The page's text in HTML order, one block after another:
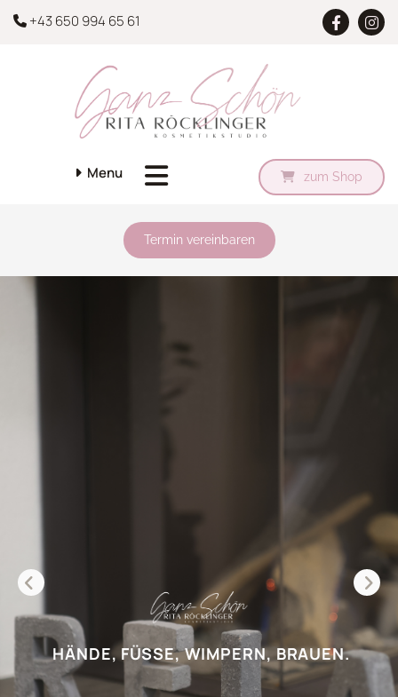
 +43 650 994 65 61
 Menu zum Shop
Termin vereinbaren
HÄNDE, FÜSSE, WIMPERN, BRAUEN.